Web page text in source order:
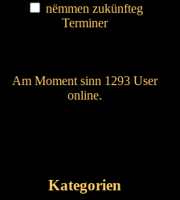
nëmmen zukünfteg
Terminer
Am Moment sinn 1293 User
online.
Kategorien